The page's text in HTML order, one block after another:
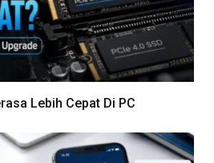
Lebih Cepat Di PC